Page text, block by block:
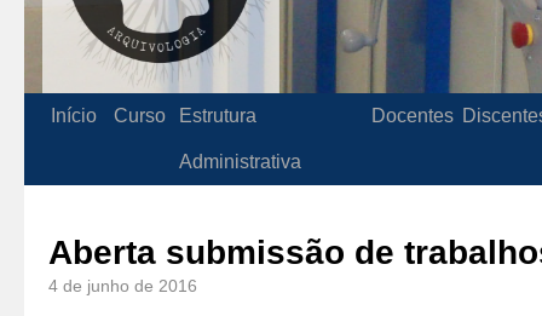
Início Curso Estrutura
Administrativa
Docentes
Aberta submissão de
4 de junho de 2016